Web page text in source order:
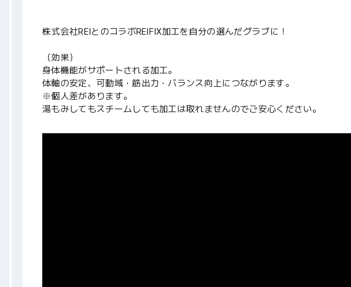
株式会社REIとのコラボREIFIX加工を自分の選んだグラブに！
（効果）
身体機能がサポートされる加工。
体軸の安定、可動域・筋出力・バランス向上につながります。
※個人差があります。
湯もみしてもスチームしても加工は取れませんのでご安心ください。